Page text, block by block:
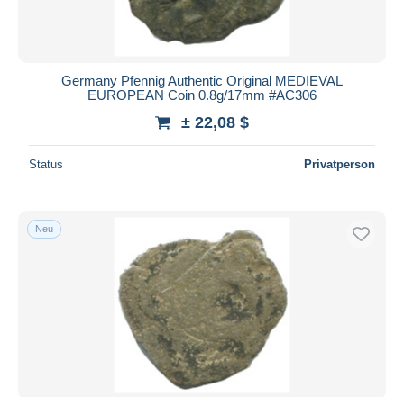
Germany Pfennig Authentic Original MEDIEVAL
EUROPEAN Coin 0.8g/17mm #AC306
± 22,08 $
Status Privatperson
Neu